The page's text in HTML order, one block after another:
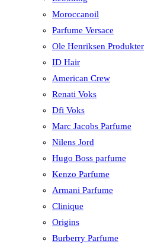
Moroccanoil
Parfume Versace
Ole Henriksen Produkter
ID Hair
American Crew
Renati Voks
Dfi Voks
Marc Jacobs Parfume
Nilens Jord
Hugo Boss parfume
Kenzo Parfume
Armani Parfume
Clinique
Origins
Burberry Parfume